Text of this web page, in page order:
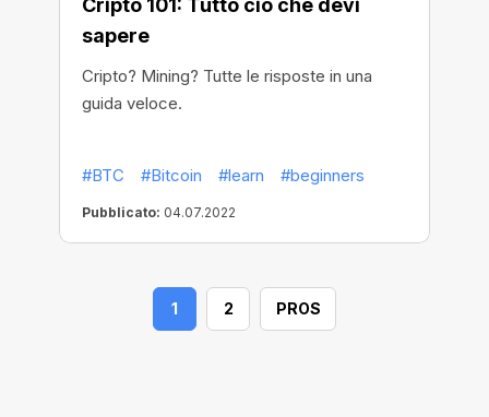
Cripto 101: Tutto ciò che devi
sapere
Cripto? Mining? Tutte le risposte in una
guida veloce.
#BTC #Bitcoin #learn #beginners
Pubblicato: 04.07.2022
1 2 PROS